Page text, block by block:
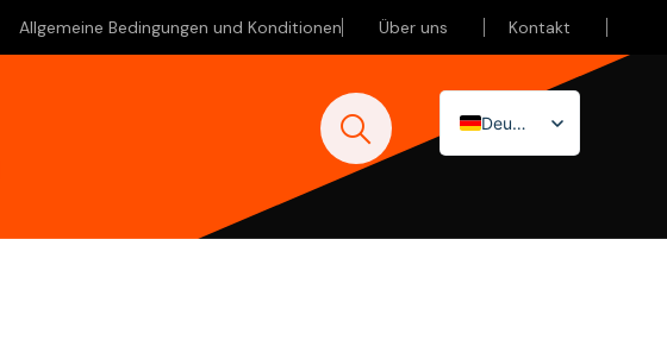
Allgemeine Bedingungen und Konditionen Über uns Kontakt
Deutsch
Nederlands